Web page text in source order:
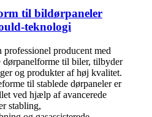
til bildørpaneler
teknologi
producent med
dørpanelforme til biler, tilbyder
og produkter af høj kvalitet.
til stablede dørpaneler er
ved hjælp af avancerede
stabling,